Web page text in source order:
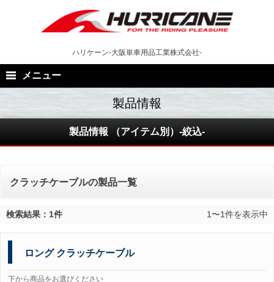
ハリケーン-大阪単車用品工業株式会社-
メニュー
製品情報 （アイテム別）-絞込-
クラッチケーブルの製品一覧
検索結果：1件 1〜1件を表示中
ロング クラッチケーブル
下から商品をお選びください